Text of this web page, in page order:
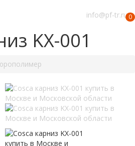
0
info@pf-tr.ru
KX-001